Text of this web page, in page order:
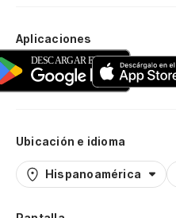
Aplicaciones
Ubicación e idioma
Hispanoamérica